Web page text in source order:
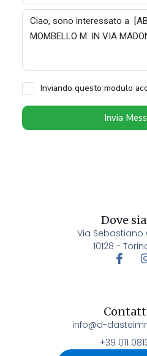
Inviando questo modulo
Invia
Dove
Via
10128 -
info@d-
+39 011